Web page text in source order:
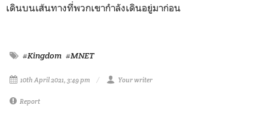
เดินบนเส้นทางที่พวกเขากำลังเดินอยู่มาก่อน
#Kingdom #MNET
10th April 2021, 3:49 pm Your writer
Report